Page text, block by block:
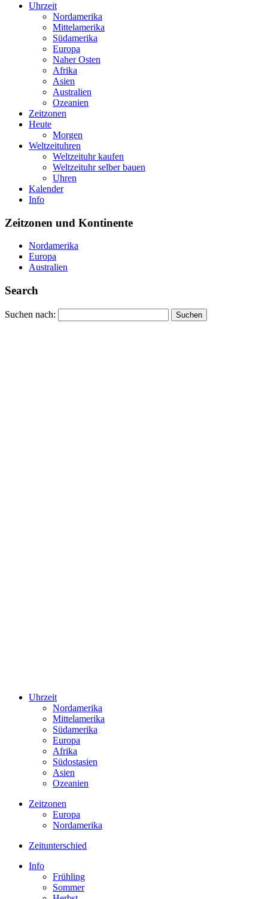
Uhrzeit
Nordamerika
Mittelamerika
Südamerika
Europa
Naher Osten
Afrika
Asien
Australien
Ozeanien
Zeitzonen
Heute
Morgen
Weltzeituhren
Weltzeituhr kaufen
Weltzeituhr selber bauen
Uhren
Kalender
Info
Zeitzonen und Kontinente
Nordamerika
Europa
Australien
Search
Suchen nach:
Uhrzeit
Nordamerika
Mittelamerika
Südamerika
Europa
Afrika
Südostasien
Asien
Ozeanien
Zeitzonen
Europa
Nordamerika
Zeitunterschied
Info
Frühling
Sommer